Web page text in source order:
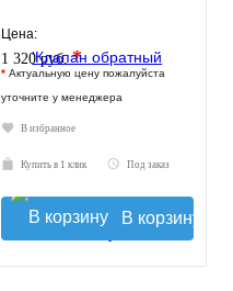
Цена:
1 320 руб.*
* Актуальную цену пожалуйста
уточните у менеджера
В избранное
Купить в 1 клик Под заказ
В корзину